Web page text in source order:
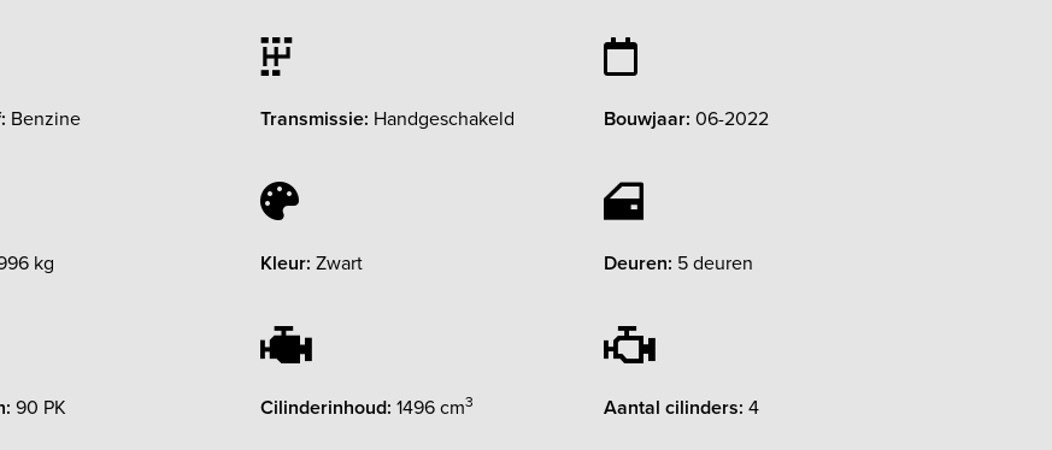
Benzine Transmissie: Handgeschakeld Bouwjaar: 06-2022
kg Kleur: Zwart Deuren: 5 deuren
90 PK Cilinderinhoud: 1496 cm3 Aantal cilinders: 4